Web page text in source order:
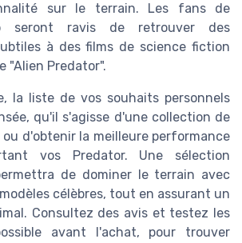
sur le terrain. Les fans de
seront ravis de retrouver des
à des films de science fiction
"Alien Predator".
la liste de vos souhaits personnels
qu'il s'agisse d'une collection de
d'obtenir la meilleure performance
vos Predator. Une sélection
de dominer le terrain avec
célèbres, tout en assurant un
Consultez des avis et testez les
avant l'achat, pour trouver